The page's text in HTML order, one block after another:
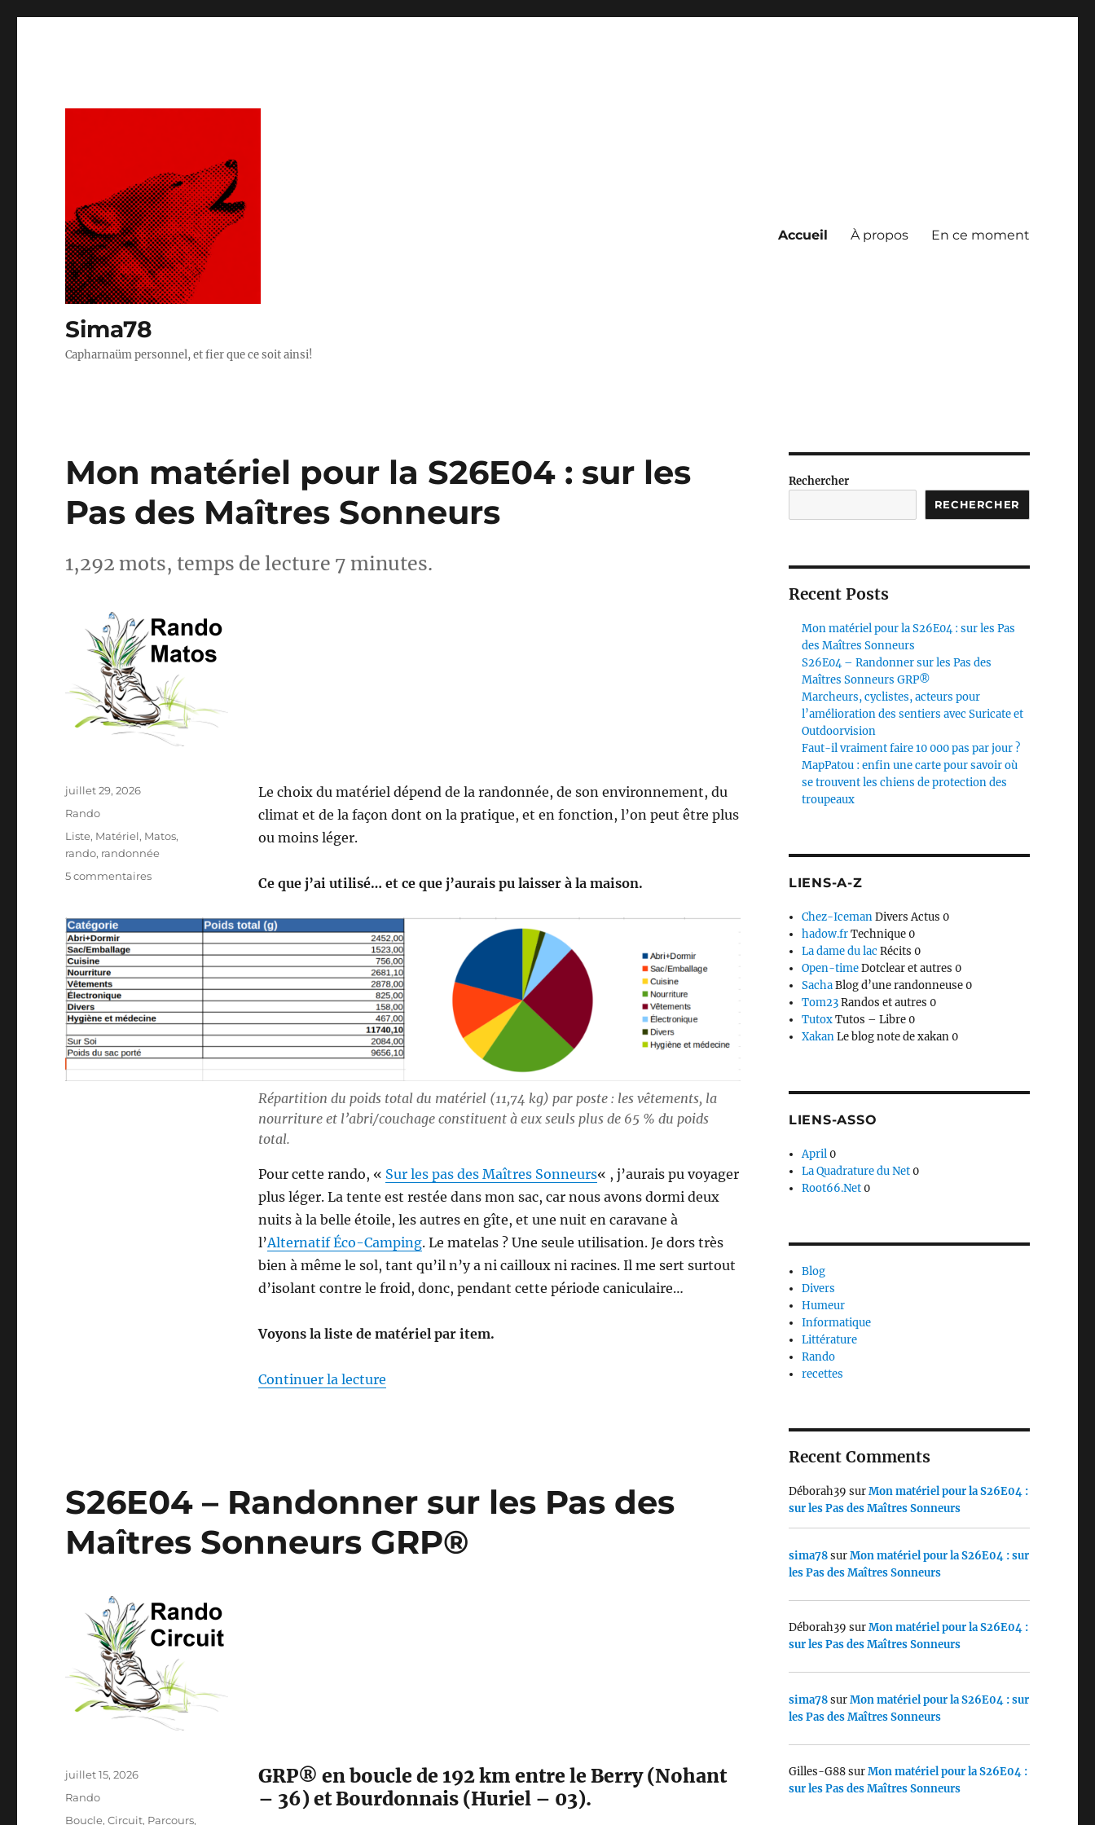
Sima78
Capharnaüm personnel, et fier que ce soit ainsi!
Accueil À propos En ce moment
Mon matériel pour la S26E04 : sur les
Pas des Maîtres Sonneurs
1,292 mots, temps de lecture 7 minutes.
Le choix du matériel dépend de la randonnée, de son environnement, du
climat et de la façon dont on la pratique, et en fonction, l’on peut être plus
ou moins léger.
Ce que j’ai utilisé… et ce que j’aurais pu laisser à la maison.
Répartition du poids total du matériel (11,74 kg) par poste : les vêtements, la
nourriture et l’abri/couchage constituent à eux seuls plus de 65 % du poids
total.
Pour cette rando, « Sur les pas des Maîtres Sonneurs« , j’aurais pu voyager
plus léger. La tente est restée dans mon sac, car nous avons dormi deux
nuits à la belle étoile, les autres en gîte, et une nuit en caravane à
l’Alternatif Éco-Camping. Le matelas ? Une seule utilisation. Je dors très
bien à même le sol, tant qu’il n’y a ni cailloux ni racines. Il me sert surtout
d’isolant contre le froid, donc, pendant cette période caniculaire…
Voyons la liste de matériel par item.
Continuer la lecturede « Mon matériel pour la S26E04 : sur les Pas des Maîtres Sonneurs »
Publié
juillet 29, 2026
Catégories
Rando
Étiquettes
Liste, Matériel, Matos,
rando, randonnée
5 commentairessur
la
:
les
Pas
des
Maîtres
Sonneurs
S26E04 – Randonner sur les Pas des
Maîtres Sonneurs GRP®
GRP® en boucle de 192 km entre le Berry (Nohant
– 36) et Bourdonnais (Huriel – 03).
Publié
juillet 15, 2026
Catégories
Rando
Étiquettes
Boucle,Circuit, Parcours,
Rechercher
RECHERCHER
Recent Posts
Mon matériel pour la S26E04 : sur les Pas
des Maîtres Sonneurs
S26E04 – Randonner sur les Pas des
Maîtres Sonneurs GRP®
Marcheurs, cyclistes, acteurs pour
l’amélioration des sentiers avec Suricate et
Outdoorvision
Faut-il vraiment faire 10 000 pas par jour ?
MapPatou : enfin une carte pour savoir où
se trouvent les chiens de protection des
troupeaux
LIENS-A-Z
Chez-IcemanDivers Actus 0
hadow.frTechnique 0
La dame du lac Récits 0
Open-timeDotclear et autres 0
SachaBlog d’une randonneuse 0
Tom23Randos et autres 0
TutoxTutos – Libre 0
XakanLe blog note de xakan 0
LIENS-ASSO
April0
La Quadrature du Net0
Root66.Net0
Blog
Divers
Humeur
Informatique
Littérature
Rando
recettes
Recent Comments
Déborah39 surMon matériel pour la S26E04 :
sur les Pas des Maîtres Sonneurs
sima78surMon matériel pour la S26E04 : sur
les Pas des Maîtres Sonneurs
Déborah39 surMon matériel pour la S26E04 :
sur les Pas des Maîtres Sonneurs
sima78surMon matériel pour la S26E04 : sur
les Pas des Maîtres Sonneurs
Gilles-G88surMon matériel pour la S26E04 :
sur les Pas des Maîtres Sonneurs